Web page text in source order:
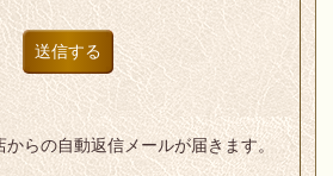
からの自動返信メールが届きます。